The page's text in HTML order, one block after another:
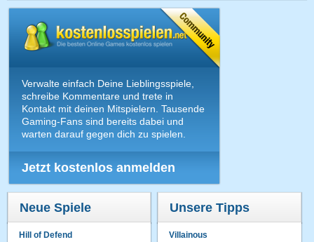
Verwalte einfach Deine Lieblingsspiele,
schreibe Kommentare und trete in
Kontakt mit deinen Mitspielern. Tausende
Gaming-Fans sind bereits dabei und
warten darauf gegen dich zu spielen.
Jetzt kostenlos anmelden
Neue Spiele
Hill of Defend
Unsere Tipps
Villainous